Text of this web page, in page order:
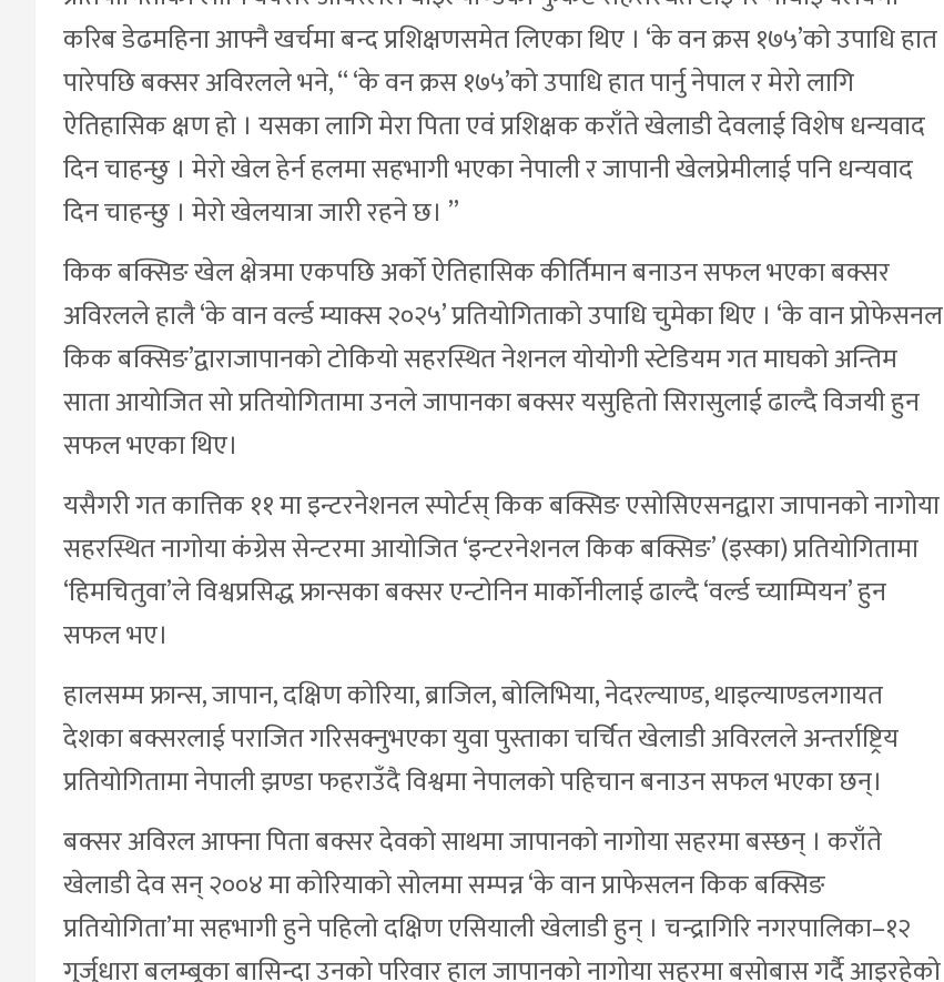
करिब डेढमहिना आफ्नै खर्चमा बन्द प्रशिक्षणसमेत लिएका थिए । ‘के वन क्रस १७५’को उपाधि हात
पारेपछि बक्सर अविरलले भने, “ ‘के वन क्रस १७५’को उपाधि हात पार्नु नेपाल र मेरो लागि
ऐतिहासिक क्षण हो । यसका लागि मेरा पिता एवं प्रशिक्षक कराँते खेलाडी देवलाई विशेष धन्यवाद
दिन चाहन्छु । मेरो खेल हेर्न हलमा सहभागी भएका नेपाली र जापानी खेलप्रेमीलाई पनि धन्यवाद
दिन चाहन्छु । मेरो खेलयात्रा जारी रहने छ। ”
किक बक्सिङ खेल क्षेत्रमा एकपछि अर्को ऐतिहासिक कीर्तिमान बनाउन सफल भएका बक्सर
अविरलले हालै ‘के वान वर्ल्ड म्याक्स २०२५’ प्रतियोगिताको उपाधि चुमेका थिए । ‘के वान प्रोफेसनल
किक बक्सिङ’द्वाराजापानको टोकियो सहरस्थित नेशनल योयोगी स्टेडियम गत माघको अन्तिम
साता आयोजित सो प्रतियोगितामा उनले जापानका बक्सर यसुहितो सिरासुलाई ढाल्दै विजयी हुन
सफल भएका थिए।
यसैगरी गत कात्तिक ११ मा इन्टरनेशनल स्पोर्टस् किक बक्सिङ एसोसिएसनद्वारा जापानको नागोया
सहरस्थित नागोया कंग्रेस सेन्टरमा आयोजित ‘इन्टरनेशनल किक बक्सिङ’ (इस्का) प्रतियोगितामा
‘हिमचितुवा’ले विश्वप्रसिद्ध फ्रान्सका बक्सर एन्टोनिन मार्कोनीलाई ढाल्दै ‘वर्ल्ड च्याम्पियन’ हुन
सफल भए।
हालसम्म फ्रान्स, जापान, दक्षिण कोरिया, ब्राजिल, बोलिभिया, नेदरल्याण्ड, थाइल्याण्डलगायत
देशका बक्सरलाई पराजित गरिसक्नुभएका युवा पुस्ताका चर्चित खेलाडी अविरलले अन्तर्राष्ट्रिय
प्रतियोगितामा नेपाली झण्डा फहराउँदै विश्वमा नेपालको पहिचान बनाउन सफल भएका छन्।
बक्सर अविरल आफ्ना पिता बक्सर देवको साथमा जापानको नागोया सहरमा बस्छन् । कराँते
खेलाडी देव सन् २००४ मा कोरियाको सोलमा सम्पन्न ‘के वान प्राफेसलन किक बक्सिङ
प्रतियोगिता’मा सहभागी हुने पहिलो दक्षिण एसियाली खेलाडी हुन् । चन्द्रागिरि नगरपालिका–१२
गुर्जुधारा बलम्बूका बासिन्दा उनको परिवार हाल जापानको नागोया सहरमा बसोबास गर्दै आइरहेको